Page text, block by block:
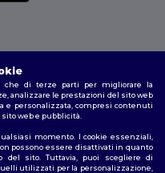
|Informativa sulla
di terze parti per migliorare la
analizzare le prestazioni del sito web
e personalizzata, compresi contenuti
web e pubblicità.
momento. I cookie essenziali,
possono essere disattivati in quanto
del sito. Tuttavia, puoi scegliere di
utilizzati per la personalizzazione,